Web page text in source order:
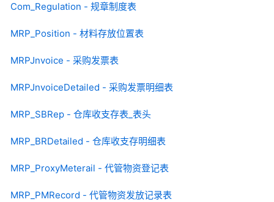
Com_Regulation - 规章制度表
MRP_Position - 材料存放位置表
MRPJnvoice - 采购发票表
MRPJnvoiceDetailed - 采购发票明细表
MRP_SBRep - 仓库收支存表_表头
MRP_BRDetailed - 仓库收支存明细表
MRP_ProxyMeterail - 代管物资登记表
MRP_PMRecord - 代管物资发放记录表